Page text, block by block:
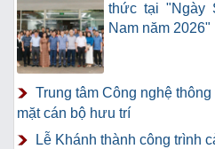
thức tại "Ngày
Nam năm 2026"
Trung tâm Công nghệ
mặt cán bộ hưu trí
Lễ Khánh thành công trình